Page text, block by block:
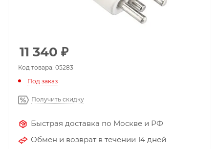
11 340 ₽
Код товара: 05283
Под заказ
Получить скидку
Быстрая доставка по Москве и РФ
Обмен и возврат в течении 14 дней